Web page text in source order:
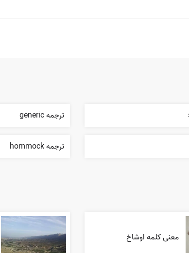
ترجمه generic
ترجمه hommock
معنی کلمه اوشاخ